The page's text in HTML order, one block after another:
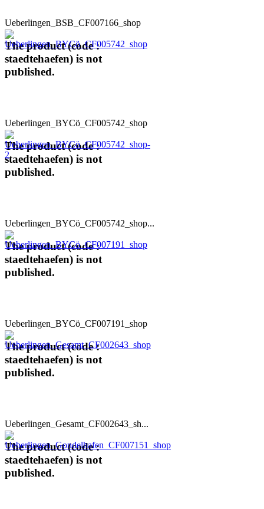
Ueberlingen_BSB_CF007166_shop
The product (code :
staedtehaefen) is not
published.
Ueberlingen_BYCö_CF005742_shop
The product (code :
staedtehaefen) is not
published.
Ueberlingen_BYCö_CF005742_shop...
The product (code :
staedtehaefen) is not
published.
Ueberlingen_BYCö_CF007191_shop
The product (code :
staedtehaefen) is not
published.
Ueberlingen_Gesamt_CF002643_sh...
The product (code :
staedtehaefen) is not
published.